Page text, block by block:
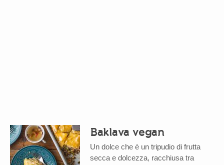
Baklava vegan
Un dolce che è un tripudio di frutta
secca e dolcezza, racchiusa tra